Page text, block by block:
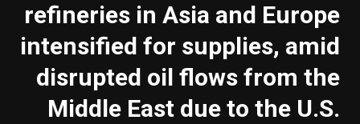
refineries in Asia and Europe
intensified for supplies, amid
disrupted oil flows from the
Middle East due to the U.S.